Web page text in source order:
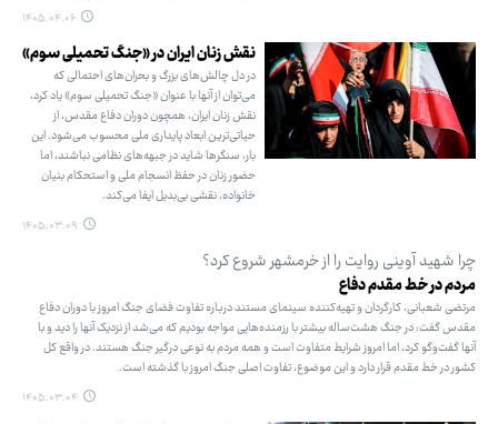
۱۴۰۵.۰۴.۰۶
نقش زنان ایران در «جنگ تحمیلی سوم»
در دل چالش‌های بزرگ و بحران‌های احتمالی که
می‌توان از آنها با عنوان «جنگ تحمیلی سوم» یاد کرد،
نقش زنان ایران، همچون دوران دفاع مقدس، از
حیاتی‌ترین ابعاد پایداری ملی محسوب می‌شود. این
بار، سنگرها شاید در جبهه‌های نظامی نباشند، اما
حضور زنان در حفظ انسجام ملی و استحکام بنیان
خانواده، نقشی بی‌بدیل ایفا می‌کند.
۱۴۰۵.۰۳.۰۹
چرا شهید آوینی روایت را از خرمشهر شروع کرد؟
مردم در خط مقدم دفاع
مرتضی شعبانی، کارگردان و تهیه‌کننده سینمای مستند درباره تفاوت فضای جنگ امروز با دوران دفاع
مقدس گفت: در جنگ هشت‌ساله بیشتر با رزمنده‌هایی مواجه بودیم که می‌شد از نزدیک آنها را دید و با
آنها گفت‌وگو کرد، اما امروز شرایط متفاوت است و همه مردم به نوعی درگیر جنگ هستند. در واقع کل
کشور در خط مقدم قرار دارد و این موضوع، تفاوت اصلی جنگ امروز با گذشته است.
۱۴۰۵.۰۳.۰۴